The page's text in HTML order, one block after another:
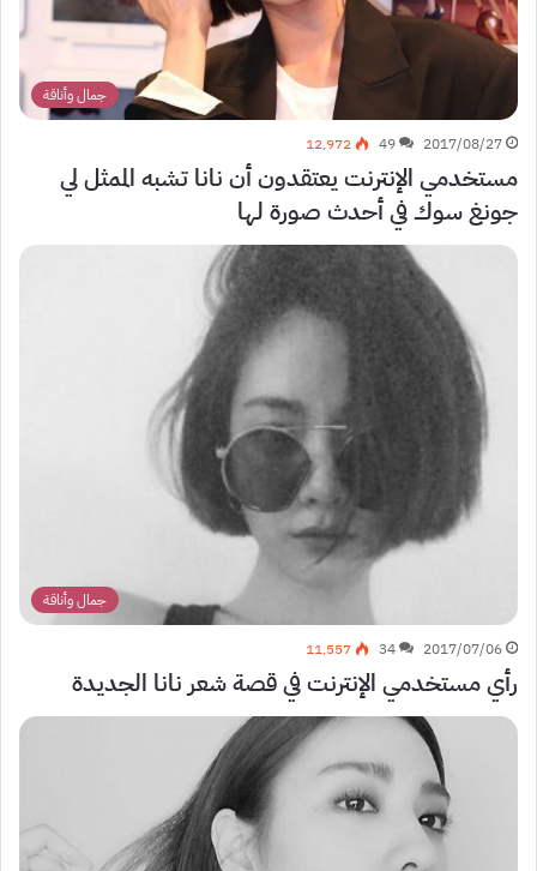
جمال وأناقة
2017/08/27
49 12٬972
مستخدمي الإنترنت يعتقدون أن نانا تشبه الممثل لي
جونغ سوك في أحدث صورة لها
جمال وأناقة
2017/07/06
34 11٬557
رأي مستخدمي الإنترنت في قصة شعر نانا الجديدة